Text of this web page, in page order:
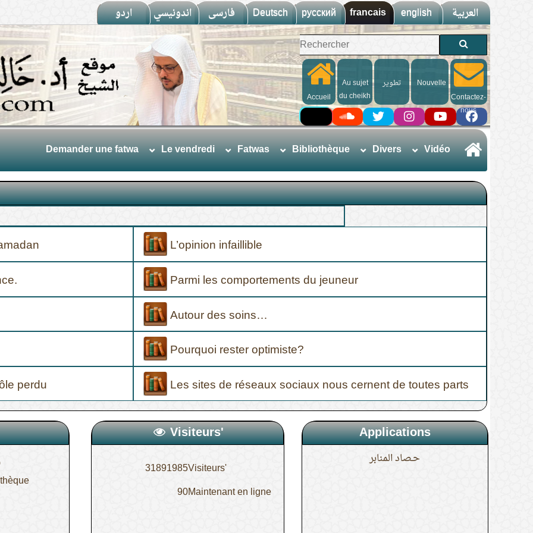
العربية english
francais
русский
Deutsch فارسى اندونيسي اردو
Accueil
Au sujet
du cheikh
تطوير
Nouvelle
Contactez-
nous
Vidéo
Divers
Bibliothèque
Fatwas
Le vendredi
Demander une fatwa
L’opinion infaillible
Parmi les comportements du jeuneur
Autour des soins…
Pourquoi rester optimiste?
Les sites de réseaux sociaux nous cernent de toutes parts
perdu
Visiteurs'
Visiteurs'
31891985
Maintenant en ligne
90
Applications
حـصاد المنابر